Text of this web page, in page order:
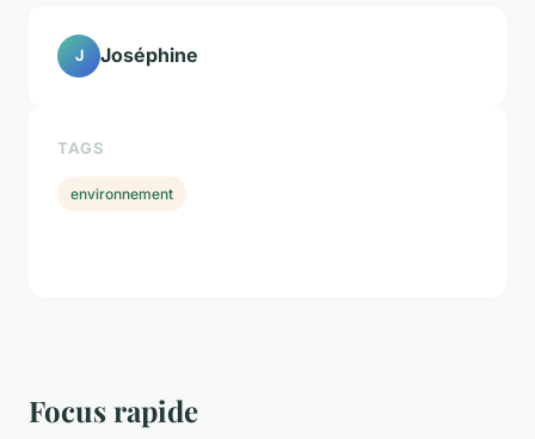
Focus rapide
J Joséphine
TAGS
environnement